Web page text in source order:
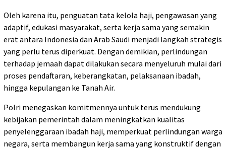
Oleh karena itu, penguatan tata kelola haji, pengawasan yang
adaptif, edukasi masyarakat, serta kerja sama yang semakin
erat antara Indonesia dan Arab Saudi menjadi langkah strategis
yang perlu terus diperkuat. Dengan demikian, perlindungan
terhadap jemaah dapat dilakukan secara menyeluruh mulai dari
proses pendaftaran, keberangkatan, pelaksanaan ibadah,
hingga kepulangan ke Tanah Air.
Polri menegaskan komitmennya untuk terus mendukung
kebijakan pemerintah dalam meningkatkan kualitas
penyelenggaraan ibadah haji, memperkuat perlindungan warga
negara, serta membangun kerja sama yang konstruktif dengan